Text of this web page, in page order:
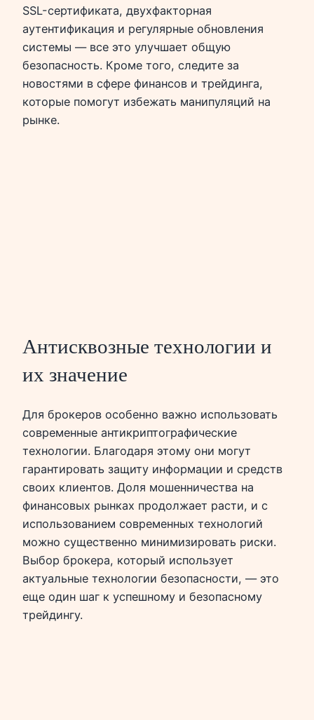
SSL-сертификата, двухфакторная
аутентификация и регулярные обновления
системы — все это улучшает общую
безопасность. Кроме того, следите за
новостями в сфере финансов и трейдинга,
которые помогут избежать манипуляций на
рынке.
Антисквозные технологии и
их значение
Для брокеров особенно важно использовать
современные антикриптографические
технологии. Благодаря этому они могут
гарантировать защиту информации и средств
своих клиентов. Доля мошенничества на
финансовых рынках продолжает расти, и с
использованием современных технологий
можно существенно минимизировать риски.
Выбор брокера, который использует
актуальные технологии безопасности, — это
еще один шаг к успешному и безопасному
трейдингу.